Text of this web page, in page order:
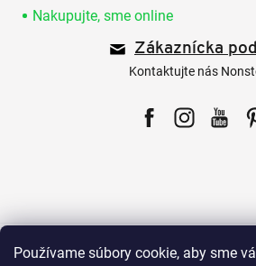
Používame súbory cookie, aby sme
Nakupujte, sme online
Zákaznícka
Kontaktujte nás
Pre